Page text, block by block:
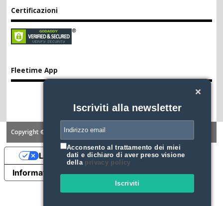
Iscriviti alla newsletter
Acconsento al trattamento dei miei
dati e dichiaro di aver preso visione
della privacy policy
Iscriviti
Certificazioni
Fleetime App
Copyright ©2026. FLEETIME
Informativa sulla raccolta
Le tue preferenze relative alla privacy